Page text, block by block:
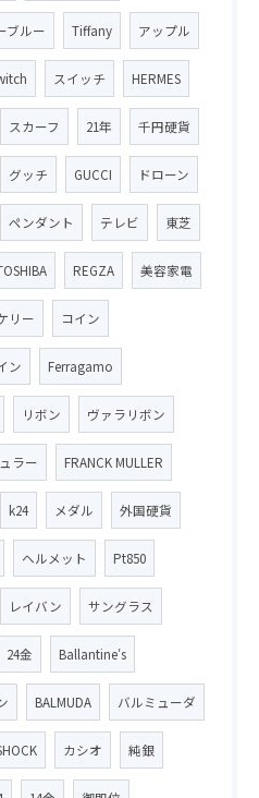
ブルー Tiffany アップル
スイッチ HERMES
スカーフ 21年 千円硬貨
グッチ GUCCI ドローン
ペンダント テレビ 東芝
REGZA 美容家電
リー コイン
ン Ferragamo
リボン ヴァラリボン
ラー FRANCK MULLER
k24 メダル 外国硬貨
ヘルメット Pt850
レイバン サングラス
24金 Ballantine′s
BALMUDA バルミューダ
カシオ 純銀